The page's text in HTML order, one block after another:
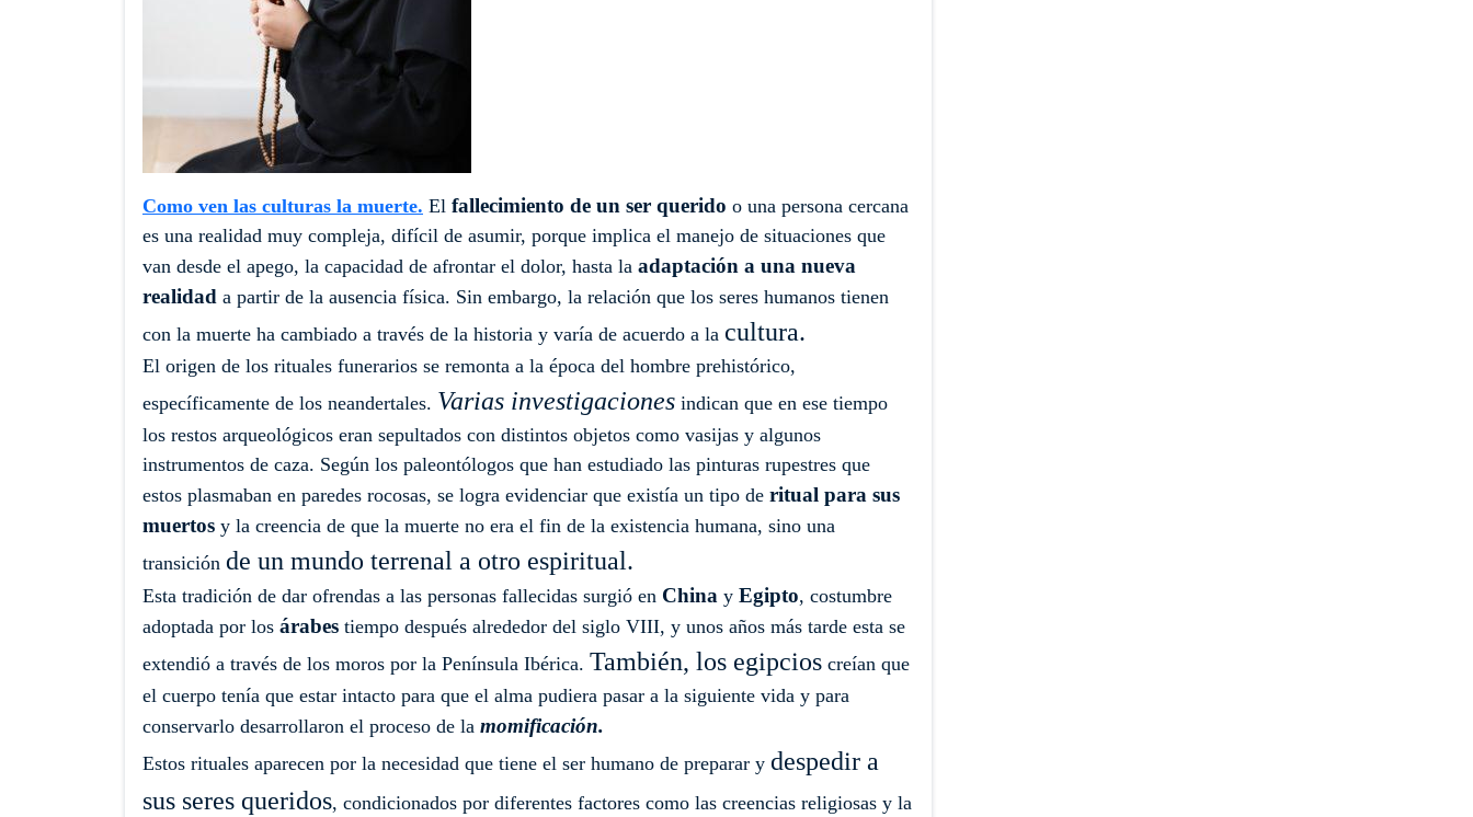
Como ven las culturas la muerte. El fallecimiento de un ser querido o una persona cercana
es una realidad muy compleja, difícil de asumir, porque implica el manejo de situaciones que
van desde el apego, la capacidad de afrontar el dolor, hasta la adaptación a una nueva
realidad a partir de la ausencia física. Sin embargo, la relación que los seres humanos tienen
con la muerte ha cambiado a través de la historia y varía de acuerdo a la cultura.
El origen de los rituales funerarios se remonta a la época del hombre prehistórico,
específicamente de los neandertales. Varias investigaciones indican que en ese tiempo
los restos arqueológicos eran sepultados con distintos objetos como vasijas y algunos
instrumentos de caza. Según los paleontólogos que han estudiado las pinturas rupestres que
estos plasmaban en paredes rocosas, se logra evidenciar que existía un tipo de ritual para sus
muertos y la creencia de que la muerte no era el fin de la existencia humana, sino una
transición de un mundo terrenal a otro espiritual.
Esta tradición de dar ofrendas a las personas fallecidas surgió en China y Egipto, costumbre
adoptada por los árabes tiempo después alrededor del siglo VIII, y unos años más tarde esta se
extendió a través de los moros por la Península Ibérica. También, los egipcios creían que
el cuerpo tenía que estar intacto para que el alma pudiera pasar a la siguiente vida y para
conservarlo desarrollaron el proceso de la momificación.
Estos rituales aparecen por la necesidad que tiene el ser humano de preparar y despedir a
sus seres queridos, condicionados por diferentes factores como las creencias religiosas y la